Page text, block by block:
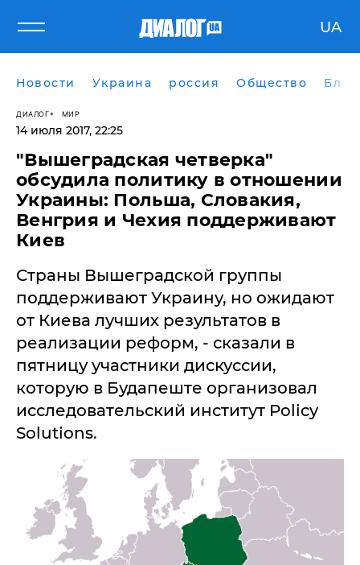
UA
Новости Украина россия Общество
ДИАЛОГ МИР
14 июля 2017, 22:25
"Вышеградская четверка"
обсудила политику в отношении
Украины: Польша, Словакия,
Венгрия и Чехия поддерживают
Киев
Страны Вышеградской группы
поддерживают Украину, но ожидают
от Киева лучших результатов в
реализации реформ, - сказали в
пятницу участники дискуссии,
которую в Будапеште организовал
исследовательский институт Policy
Solutions.